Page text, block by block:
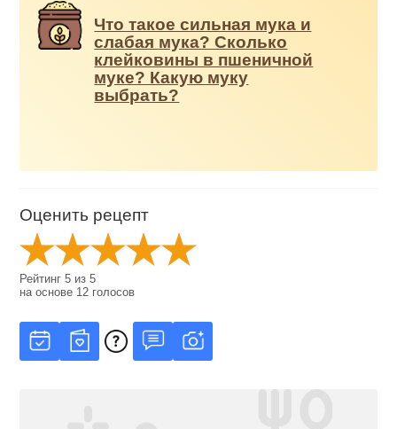
Что такое сильная мука и
слабая мука? Сколько
клейковины в пшеничной
муке? Какую муку
выбрать?
Оценить рецепт
Рейтинг5 из5
на основе 12 голосов